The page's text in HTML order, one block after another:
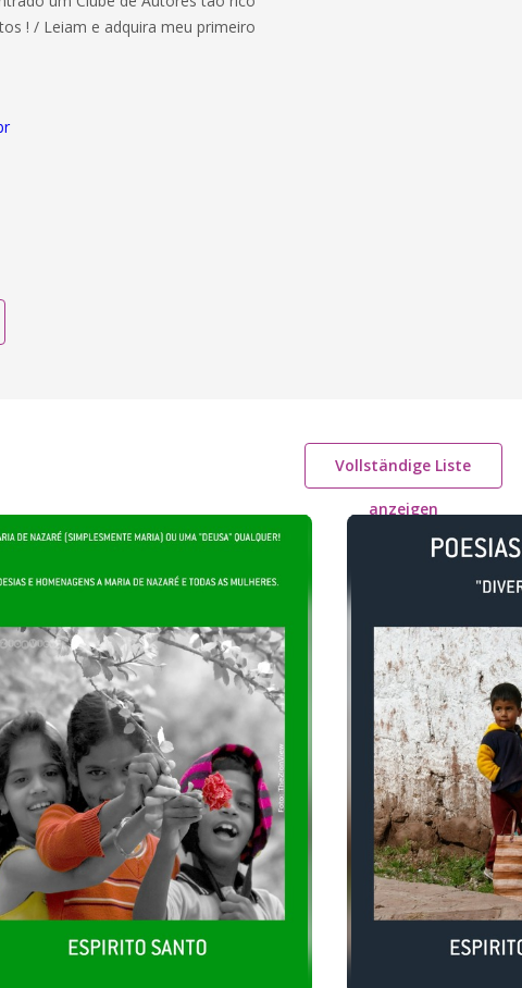
! / Leiam e adquira meu primeiro
Vollständige Liste
anzeigen